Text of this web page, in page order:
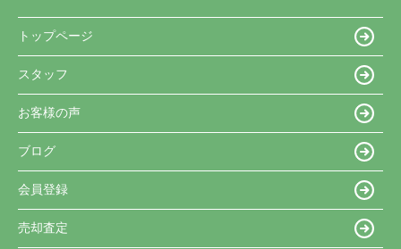
トップページ
スタッフ
お客様の声
ブログ
会員登録
売却査定